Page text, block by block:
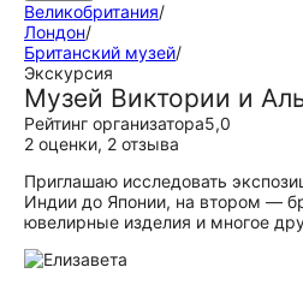
Великобритания/
Лондон/
Британский музей/
Экскурсия
Музей Виктории и
Рейтинг организатора5,0
2 оценки, 2 отзыва
Приглашаю исследовать
Индии до Японии, на втором —
ювелирные изделия и многое